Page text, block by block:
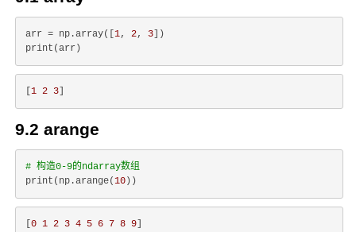
arr = np.array([ 1, 2, 3 ])
1 2 3
9.2 arange
# 构造0-9的ndarray数组
print(np.arange(10
0 1 2 3 4 5 6 7 8 9